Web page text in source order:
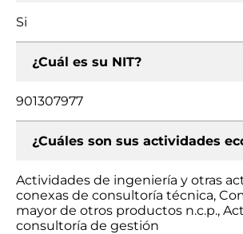
Si
¿Cuál es su NIT?
901307977
¿Cuáles son sus actividades
Actividades de ingeniería y otras
conexas de consultoría técnica,
mayor de otros productos n.c.p.,
consultoría de gestión